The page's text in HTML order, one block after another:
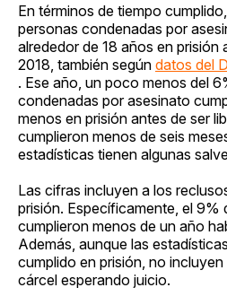
En términos de tiempo
personas condenadas por
alrededor de 18 años en prisión
2018, también según datos del
. Ese año, un poco menos del
condenadas por asesinato
menos en prisión antes de ser
cumplieron menos de seis
estadísticas tienen algunas
Las cifras incluyen a los
prisión. Específicamente, el 9%
cumplieron menos de un año
Además, aunque las
cumplido en prisión, no
cárcel esperando juicio.